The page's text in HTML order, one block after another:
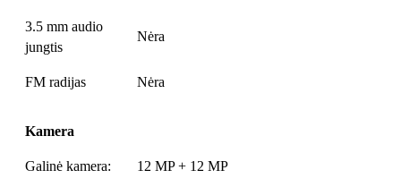
3.5 mm audio
jungtis
Nėra
FM radijas Nėra
Kamera
Galinė kamera: 12 MP + 12 MP